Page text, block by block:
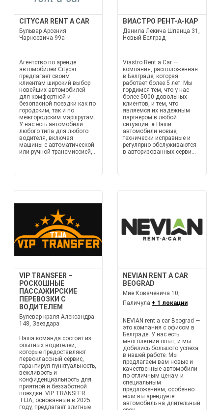
CITYCAR RENT A CAR
Бульвар Арсения
Чарноевича 99а
Агентство по аренде
автомобилей Citycar
предлагает своим
клиентам широкий выбор
новейших автомобилей
для комфортной и
безопасной поездки как по
городским, так и по
межгородским маршрутам.
У нас есть автомобили
любого типа для любого
водителя, включая
машины с автоматической
или ручной трансмиссией,...
ВИАСТРО РЕНТ-А-КАР
Данила Лекича Шпанца 31,
Новый Белград
Viastro Rent a Car —
компания, расположенная
в Белграде, которая
работает более 5 лет. Мы
гордимся тем, что у нас
более 5000 довольных
клиентов, и тем, что
являемся их надежным
партнером в любой
ситуации. ● Наши
автомобили новые,
технически исправные и
регулярно обслуживаются
в авторизованных серви...
VIP TRANSFER –
РОСКОШНЫЕ
ПАССАЖИРСКИЕ
ПЕРЕВОЗКИ С
ВОДИТЕЛЕМ
Булевар краля Александра
148, Звездара
Наша команда состоит из
опытных водителей,
которые предоставляют
первоклассный сервис,
гарантируя пунктуальность,
вежливость и
конфиденциальность для
приятной и беззаботной
поездки. VIP TRANSFER
TIJA, основанный в 2025
году, предлагает элитные
NEVIAN RENT A CAR
BEOGRAD
Мие Ковачевича 10,
Паличула + 1 локации
NEVIAN rent a car Beograd —
это компания с офисом в
Белграде. У нас есть
многолетний опыт, и мы
добились большого успеха
в нашей работе. Мы
предлагаем вам новые и
качественные автомобили
по отличным ценам и
специальным
предложениям, особенно
если вы арендуете
автомобиль на длительный